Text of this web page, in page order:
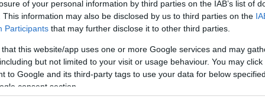
of your personal information by third parties on the IAB’s list of
This information may also be disclosed by us to third parties on the
Participants that may further disclose it to other third parties.
that this website/app uses one or more Google services and may
but not limited to your visit or usage behaviour. You may
to Google and its third-party tags to use your data for below
consent section.
en las exportaciones de la UE hacia Estados
un total de€32.898 mil millones. Este cifra
observado en los últimos años. Es
las exportaciones de la UE habían mantenido
cada mes desde finales de 2023, con pocas